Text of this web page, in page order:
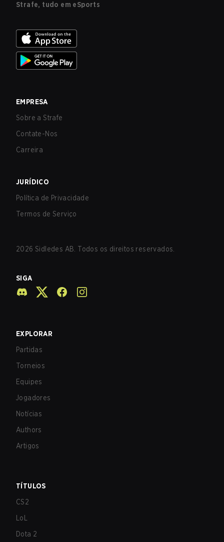
Strafe, tudo em eSports
EMPRESA
Sobre a Strafe
Contate-Nos
Carreira
JURÍDICO
Política de Privacidade
Termos de Serviço
2026 Sidledes AB. Todos os direitos reservados.
SIGA
EXPLORAR
Partidas
Torneios
Equipes
Jogadores
Notícias
Authors
Artigos
TÍTULOS
CS2
LoL
Dota 2